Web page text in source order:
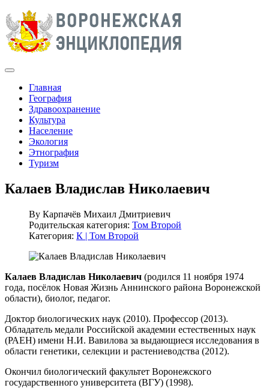
Главная
География
Здравоохранение
Культура
Население
Экология
Этнография
Туризм
Калаев Владислав Николаевич
By Карпачёв Михаил Дмитриевич
Родительская категория: Том Второй
Категория: К | Том Второй
Калаев Владислав Николаевич (родился 11 ноября 1974
года, посёлок Новая Жизнь Аннинского района Воронежской
области), биолог, педагог.
Доктор биологических наук (2010). Профессор (2013).
Обладатель медали Российской академии естественных наук
(РАЕН) имени Н.И. Вавилова за выдающиеся исследования в
области генетики, селекции и растениеводства (2012).
Окончил биологический факультет Воронежского
государственного университета (ВГУ) (1998).